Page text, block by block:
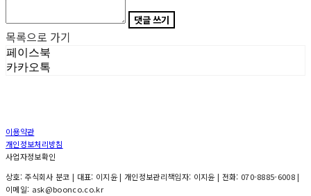
댓글 쓰기
목록으로 가기
페이스북
카카오톡
이용약관
개인정보처리방침
사업자정보확인
상호: 주식회사 분코 | 대표: 이지윤 | 개인정보관리책임자: 이지윤 | 전화: 070-8885-6008 |
이메일: ask@boonco.co.kr